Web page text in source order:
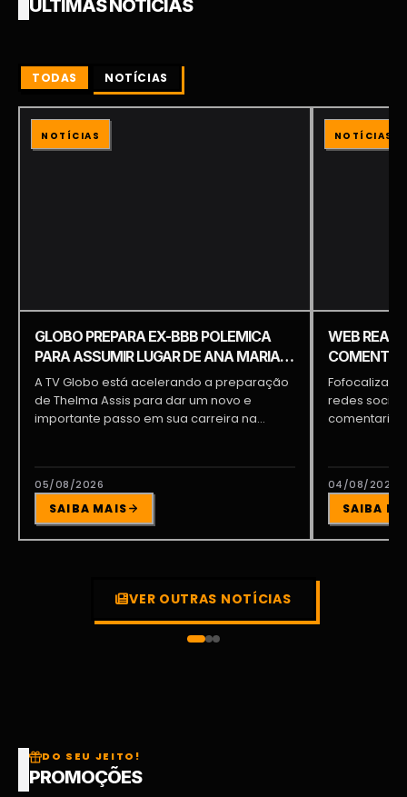
ÚLTIMAS NOTÍCIAS
TODAS NOTÍCIAS
NOTÍCIAS
GLOBO PREPARA EX-BBB POLEMICA
PARA ASSUMIR LUGAR DE ANA MARIA
BRAGA E PATRÍCIA POETA
A TV Globo está acelerando a preparação
de Thelma Assis para dar um novo e
importante passo em sua carreira na...
05/08/2026
SAIBA MAIS
NOTÍCIAS
WEB
redes
04/08/2026
SAIBA
VER OUTRAS NOTÍCIAS
DO SEU JEITO!
PROMOÇÕES